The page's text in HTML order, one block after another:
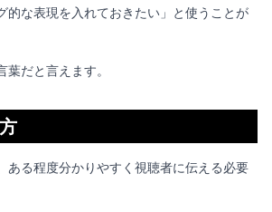
的な表現を入れておきたい」と使うことが
だと言えます。
ある程度分かりやすく視聴者に伝える必要